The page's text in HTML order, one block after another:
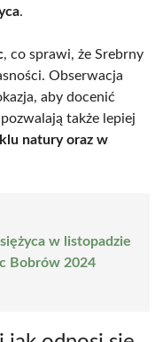
.
, co sprawi, że Srebrny
Obserwacja
aby docenić
także lepiej
natury oraz w
w listopadzie
Bobrów 2024